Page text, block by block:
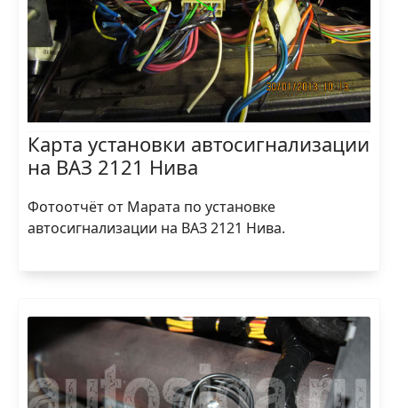
Карта установки автосигнализации
на ВАЗ 2121 Нива
Фотоотчёт от Марата по установке
автосигнализации на ВАЗ 2121 Нива.